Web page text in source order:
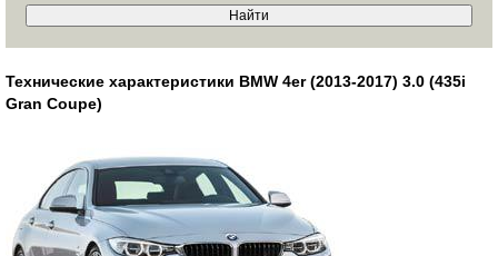
Технические характеристики BMW 4er (2013-2017) 3.0 (435i
Gran Coupe)